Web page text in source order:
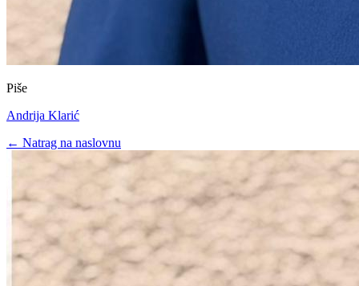
Piše
Andrija Klarić
← Natrag na naslovnu